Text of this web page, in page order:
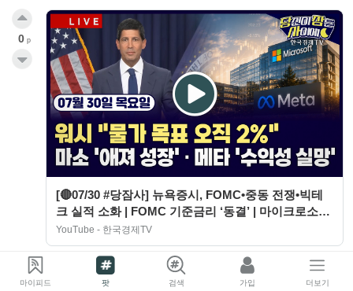
[🔴07/30 #당잠사] 뉴욕증시, FOMC•중동 전쟁•빅테
크 실적 소화 | FOMC 기준금리 ‘동결’ | 마이크로소프
트·메타 실적발표 |…
YouTube - 한국경제TV
0 p
팔로우 댓글 리액션유저
마이피드 팟 검색 가입 더보기